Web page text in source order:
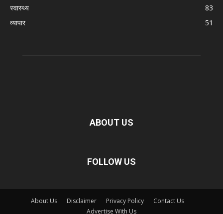
स्वास्थ्य
83
व्यापार
51
ABOUT US
FOLLOW US
About Us Disclaimer Privacy Policy
Contact Us
Advertise With Us